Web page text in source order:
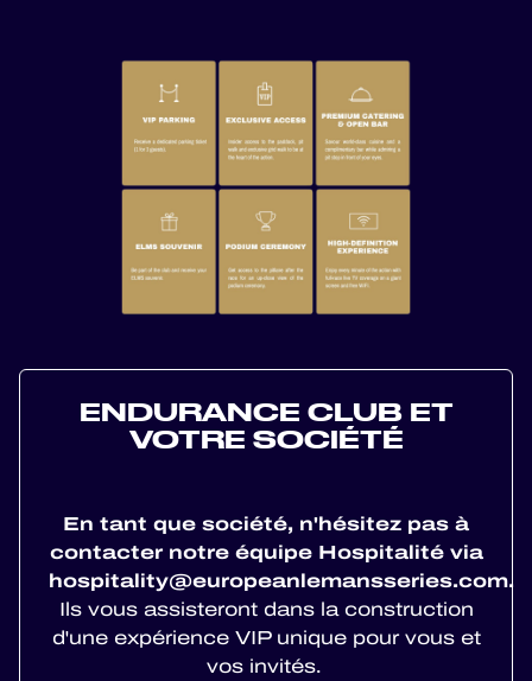
ENDURANCE CLUB ET
VOTRE SOCIÉTÉ
En tant que société, n'hésitez pas à
contacter notre équipe Hospitalité via
hospitality@europeanlemansseries.com.
Ils vous assisteront dans la construction
d'une expérience VIP unique pour vous et
vos invités.